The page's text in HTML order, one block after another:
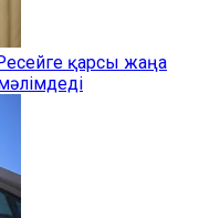
қарсы жаңа